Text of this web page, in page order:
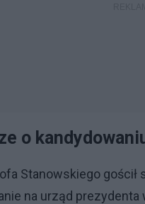
o
Stanowskiego
na urząd